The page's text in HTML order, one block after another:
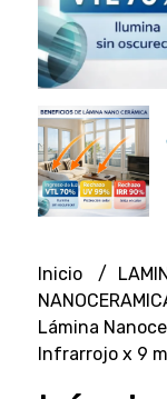
Inicio
Lámina
Infrarrojo x 9